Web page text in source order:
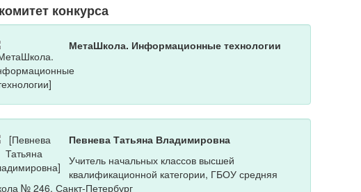
конкурса
МетаШкола. Информационные технологии
Певнева Татьяна Владимировна
Учитель начальных классов высшей
квалификационной категории, ГБОУ средняя
№ 246, Санкт-Петербург